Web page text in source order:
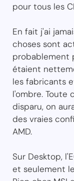
pour tous les
En fait j'ai
choses sont
probablement
étaient
les fabricants
l'ombre.
disparu, on
des vraies
AMD.
Sur Desktop,
et seulement